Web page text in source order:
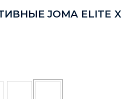
JOMA ELITE X